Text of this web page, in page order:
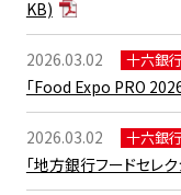
KB)
2026.03.02 十六銀
「Food Expo PRO
2026.03.02 十六銀
「地方銀行フードセレ